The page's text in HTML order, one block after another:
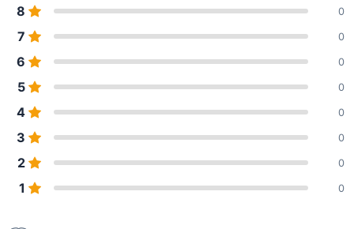
8 0
7 0
6 0
5 0
4 0
3 0
2 0
1 0